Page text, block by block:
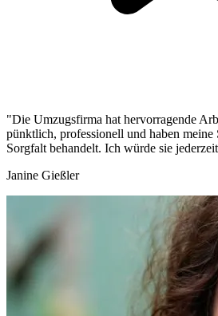
"Die Umzugsfirma hat hervorragende
pünktlich, professionell und haben meine
Sorgfalt behandelt. Ich würde sie
Janine Gießler